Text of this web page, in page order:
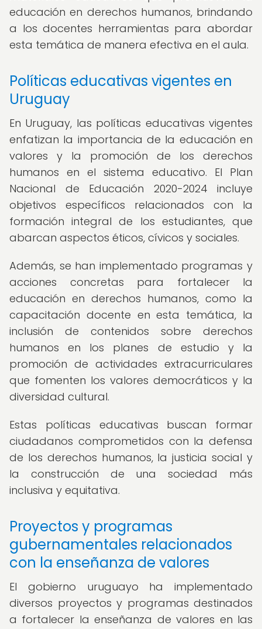
educación en derechos humanos, brindando
a los docentes herramientas para abordar
esta temática de manera efectiva en el aula.
Políticas educativas vigentes en
Uruguay
En Uruguay, las políticas educativas vigentes
enfatizan la importancia de la educación en
valores y la promoción de los derechos
humanos en el sistema educativo. El Plan
Nacional de Educación 2020-2024 incluye
objetivos específicos relacionados con la
formación integral de los estudiantes, que
abarcan aspectos éticos, cívicos y sociales.
Además, se han implementado programas y
acciones concretas para fortalecer la
educación en derechos humanos, como la
capacitación docente en esta temática, la
inclusión de contenidos sobre derechos
humanos en los planes de estudio y la
promoción de actividades extracurriculares
que fomenten los valores democráticos y la
diversidad cultural.
Estas políticas educativas buscan formar
ciudadanos comprometidos con la defensa
de los derechos humanos, la justicia social y
la construcción de una sociedad más
inclusiva y equitativa.
Proyectos y programas
gubernamentales relacionados
con la enseñanza de valores
El gobierno uruguayo ha implementado
diversos proyectos y programas destinados
a fortalecer la enseñanza de valores en las